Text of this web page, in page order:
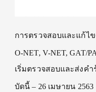
การตรวจสอบและแก้ไ
O-NET, V-NET, GAT/
เริ่มตรวจสอบและส่งค
บัดนี้ – 26 เมษายน 2563